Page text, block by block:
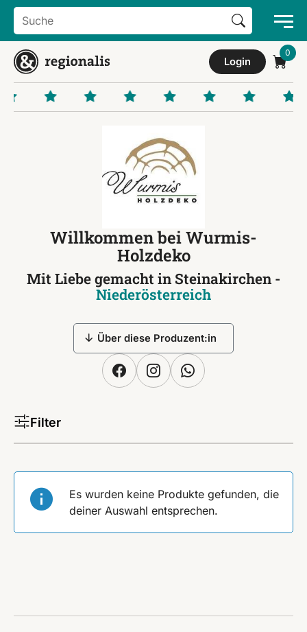
Search
for:
Search Button
Login
Willkommen bei Wurmis-
Holzdeko
Mit Liebe gemacht in Steinakirchen -
Niederösterreich
Über diese Produzent:in
Filter
Es wurden keine Produkte gefunden, die
deiner Auswahl entsprechen.